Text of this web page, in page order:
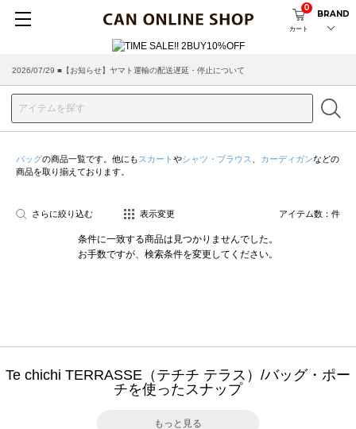
カート
0
BRAND
2026/07/29 ■【お知らせ】ヤマト運輸の配送遅延・停止について
バッグの商品一覧です。他にも スカート やシャツ・ブラウス カーディガンなどの
商品を取り揃えております。
さらに絞り込む 表示変更 アイテム数： 件
条件に一致する商品は見つかりませんでした。
お手数ですが、検索条件を変更してください。
Te chichi TERRASSE（テチチ テラス）/バッグ・ポー
チを使ったスナップ
もっと見る